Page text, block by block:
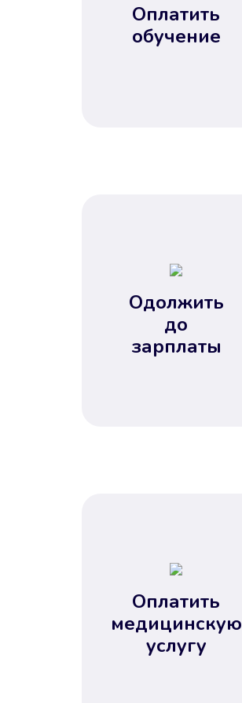
Оплатить
обучение
Одолжить
до
зарплаты
Оплатить
медицинскую
услугу